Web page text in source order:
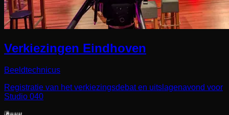
Verkiezingen Eindhoven
Beeldtechnicus
Registratie van het verkiezingsdebat en uitslagenavond voor
Studio 040